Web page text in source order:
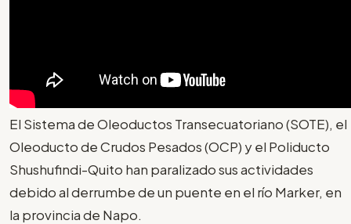
El Sistema de Oleoductos Transecuatoriano (SOTE), el
Oleoducto de Crudos Pesados (OCP) y el Poliducto
Shushufindi-Quito han paralizado sus actividades
debido al derrumbe de un puente en el río Marker, en
la provincia de Napo.